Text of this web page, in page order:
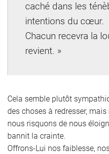
caché dans les
intentions du cœur.
Chacun recevra la
revient. »
Cela semble plutôt
des choses à redresser,
nous risquons de nous
bannit la crainte.
Offrons-Lui nos faiblesse,